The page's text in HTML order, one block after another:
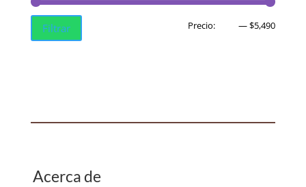
Precio
Precio
Filtrar Precio: —$5,490
Acerca de